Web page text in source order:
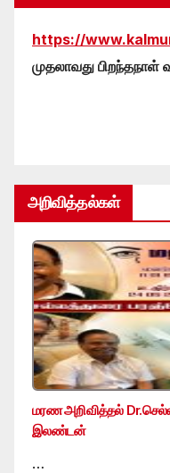
https://
முதலாவது பிறந்தநாள்
அறிவித்தல்கள்
மரண அறிவித்தல்
இலண்டன்
…